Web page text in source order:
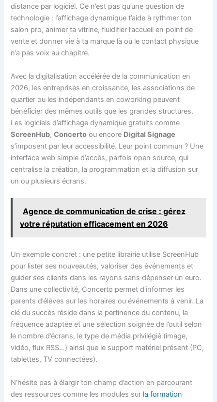
distance par logiciel. Ce n’est pas qu’une question de
technologie : l’affichage dynamique t’aide à rythmer ton
salon pro, animer ta vitrine, fluidifier l’accueil en point de
vente et donner vie à ta marque là où le contact physique
n’a pas voix au chapitre.
Avec la digitalisation accélérée de la communication en
2026, les entreprises en croissance, les associations de
quartier ou les indépendants en coworking peuvent
bénéficier des mêmes outils que les grandes structures.
Les logiciels d’affichage dynamique gratuits comme
ScreenHub,Concerto ou encore Digital Signage
s’imposent par leur accessibilité. Leur point commun ? Une
interface web simple d’accès, parfois open source, qui
centralise la création, la programmation et la diffusion sur
un ou plusieurs écrans.
Agence de communication de crise : gérez
votre réputation efficacement en 2026
Un exemple concret : une petite librairie utilise ScreenHub
pour lister ses nouveautés, valoriser des événements et
guider ses clients dans les rayons sans dépenser un euro.
Dans une collectivité, Concerto permet d’informer les
parents d’élèves sur les horaires ou événements à venir. La
clé du succès réside dans la pertinence du contenu, la
fréquence adaptée et une sélection soignée de l’outil selon
le nombre d’écrans, le type de média privilégié (image,
vidéo, flux RSS…) ainsi que le support matériel présent (PC,
tablettes, TV connectées).
N’hésite pas à élargir ton champ d’action en parcourant
des ressources comme les modules sur la formation